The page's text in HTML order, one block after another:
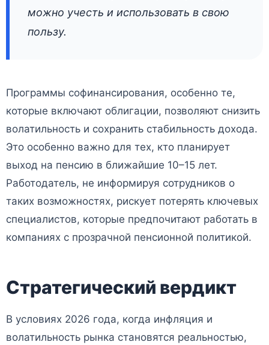
можно учесть и использовать в свою
пользу.
Программы софинансирования, особенно те,
которые включают облигации, позволяют снизить
волатильность и сохранить стабильность дохода.
Это особенно важно для тех, кто планирует
выход на пенсию в ближайшие 10–15 лет.
Работодатель, не информируя сотрудников о
таких возможностях, рискует потерять ключевых
специалистов, которые предпочитают работать в
компаниях с прозрачной пенсионной политикой.
Стратегический вердикт
В условиях 2026 года, когда инфляция и
волатильность рынка становятся реальностью,